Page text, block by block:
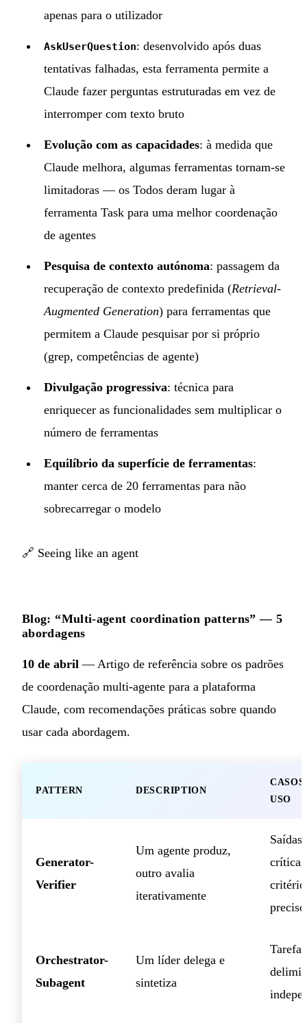
apenas para o utilizador
AskUserQuestion: desenvolvido após duas
tentativas falhadas, esta ferramenta permite a
Claude fazer perguntas estruturadas em vez de
interromper com texto bruto
Evolução com as capacidades: à medida que
Claude melhora, algumas ferramentas tornam-se
limitadoras — os Todos deram lugar à
ferramenta Task para uma melhor coordenação
de agentes
Pesquisa de contexto autónoma: passagem da
recuperação de contexto predefinida (Retrieval-
Augmented Generation) para ferramentas que
permitem a Claude pesquisar por si próprio
(grep, competências de agente)
Divulgação progressiva: técnica para
enriquecer as funcionalidades sem multiplicar o
número de ferramentas
Equilíbrio da superfície de ferramentas:
manter cerca de 20 ferramentas para não
sobrecarregar o modelo
🔗 Seeing like an agent
Blog: “Multi-agent coordination patterns” — 5
abordagens
10 de abril — Artigo de referência sobre os padrões
de coordenação multi-agente para a plataforma
Claude, com recomendações práticas sobre quando
usar cada abordagem.
PATTERN DESCRIPTION
CASOS
USO
Generator-
Verifier
Um agente produz,
outro avalia
iterativamente
Saídas
Orchestrator-
Subagent
Um líder delega e
sintetiza